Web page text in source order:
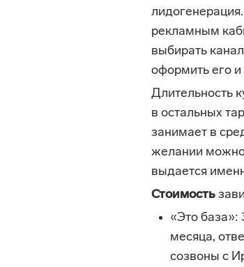
рекламным
выбирать
оформить его
Длительность
в остальных
занимает в
желании можно
выдается
Стоимость
«Это база»:
месяца,
созвоны с